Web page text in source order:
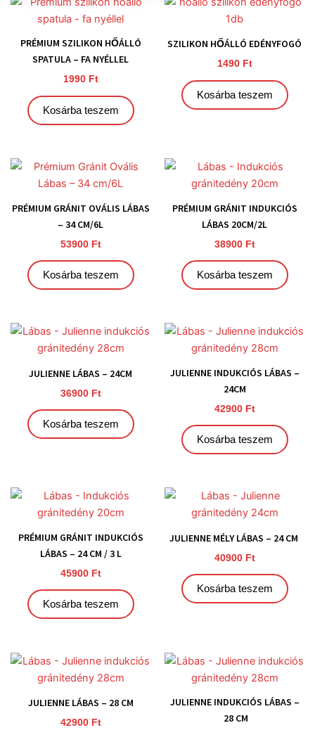
PRÉMIUM SZILIKON HŐÁLLÓ
SPATULA – FA NYÉLLEL
1990 Ft
Kosárba teszem
SZILIKON HŐÁLLÓ EDÉNYFOGÓ
1490 Ft
Kosárba teszem
PRÉMIUM GRÁNIT OVÁLIS LÁBAS
– 34 CM/6L
53900 Ft
Kosárba teszem
PRÉMIUM GRÁNIT INDUKCIÓS
LÁBAS 20CM/2L
38900 Ft
Kosárba teszem
JULIENNE LÁBAS – 24CM
36900 Ft
Kosárba teszem
JULIENNE INDUKCIÓS LÁBAS –
24CM
42900 Ft
Kosárba teszem
PRÉMIUM GRÁNIT INDUKCIÓS
LÁBAS – 24 CM / 3 L
45900 Ft
Kosárba teszem
JULIENNE MÉLY LÁBAS – 24 CM
40900 Ft
Kosárba teszem
JULIENNE LÁBAS – 28 CM
42900 Ft
JULIENNE INDUKCIÓS LÁBAS –
28 CM